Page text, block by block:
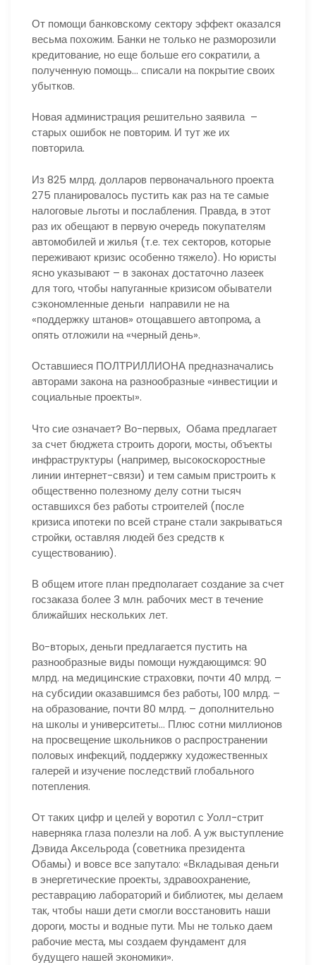
От помощи банковскому сектору эффект оказался
весьма похожим. Банки не только не разморозили
кредитование, но еще больше его сократили, а
полученную помощь… списали на покрытие своих
убытков.
Новая администрация решительно заявила –
старых ошибок не повторим. И тут же их
повторила.
Из 825 млрд. долларов первоначального проекта
275 планировалось пустить как раз на те самые
налоговые льготы и послабления. Правда, в этот
раз их обещают в первую очередь покупателям
автомобилей и жилья (т.е. тех секторов, которые
переживают кризис особенно тяжело). Но юристы
ясно указывают – в законах достаточно лазеек
для того, чтобы напуганные кризисом обыватели
сэкономленные деньги направили не на
«поддержку штанов» отощавшего автопрома, а
опять отложили на «черный день».
Оставшиеся ПОЛТРИЛЛИОНА предназначались
авторами закона на разнообразные «инвестиции и
социальные проекты».
Что сие означает? Во-первых, Обама предлагает
за счет бюджета строить дороги, мосты, объекты
инфраструктуры (например, высокоскоростные
линии интернет-связи) и тем самым пристроить к
общественно полезному делу сотни тысяч
оставшихся без работы строителей (после
кризиса ипотеки по всей стране стали закрываться
стройки, оставляя людей без средств к
существованию).
В общем итоге план предполагает создание за счет
госзаказа более 3 млн. рабочих мест в течение
ближайших нескольких лет.
Во-вторых, деньги предлагается пустить на
разнообразные виды помощи нуждающимся: 90
млрд. на медицинские страховки, почти 40 млрд. –
на субсидии оказавшимся без работы, 100 млрд. –
на образование, почти 80 млрд. – дополнительно
на школы и университеты… Плюс сотни миллионов
на просвещение школьников о распространении
половых инфекций, поддержку художественных
галерей и изучение последствий глобального
потепления.
От таких цифр и целей у воротил с Уолл-стрит
наверняка глаза полезли на лоб. А уж выступление
Дэвида Аксельрода (советника президента
Обамы) и вовсе все запутало: «Вкладывая деньги
в энергетические проекты, здравоохранение,
реставрацию лабораторий и библиотек, мы делаем
так, чтобы наши дети смогли восстановить наши
дороги, мосты и водные пути. Мы не только даем
рабочие места, мы создаем фундамент для
будущего нашей экономики».